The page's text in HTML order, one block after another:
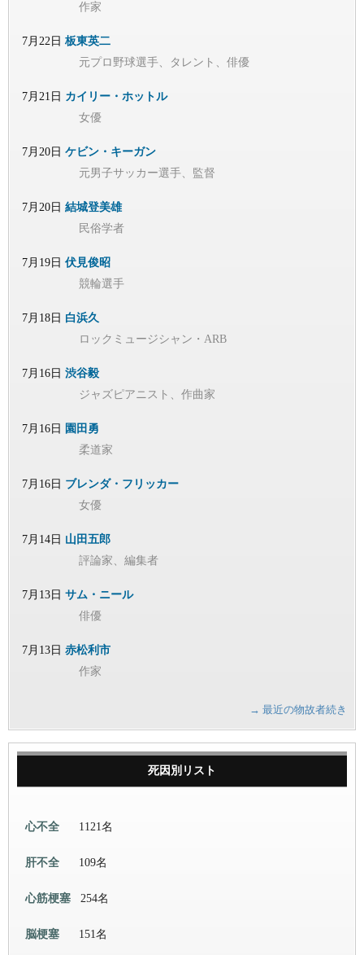
作家
7月22日 板東英二
元プロ野球選手、タレント、俳優
7月21日 カイリー・ホットル
女優
7月20日 ケビン・キーガン
元男子サッカー選手、監督
7月20日 結城登美雄
民俗学者
7月19日 伏見俊昭
競輪選手
7月18日 白浜久
ロックミュージシャン・ARB
7月16日 渋谷毅
ジャズピアニスト、作曲家
7月16日 園田勇
柔道家
7月16日 ブレンダ・フリッカー
女優
7月14日 山田五郎
評論家、編集者
7月13日 サム・ニール
俳優
7月13日 赤松利市
作家
→ 最近の物故者続き
死因別リスト
心不全 1121名
肝不全 109名
心筋梗塞 254名
脳梗塞 151名